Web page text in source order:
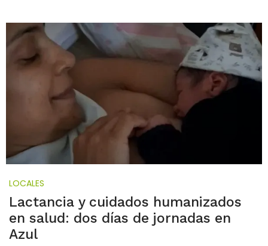
LOCALES
Lactancia y cuidados humanizados
en salud: dos días de jornadas en
Azul